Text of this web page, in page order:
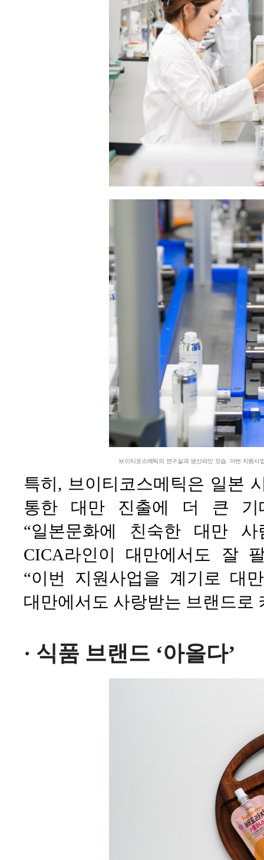
브이티코스메틱의 연구실과 생산라인 모습. 이번 지원
특히, 브이티코스메틱은 일본
통한 대만 진출에 더 큰 기
“일본문화에 친숙한 대만
CICA라인이 대만에서도 잘
“이번 지원사업을 계기로 대
대만에서도 사랑받는 브랜드로
· 식품 브랜드 ‘아올다’